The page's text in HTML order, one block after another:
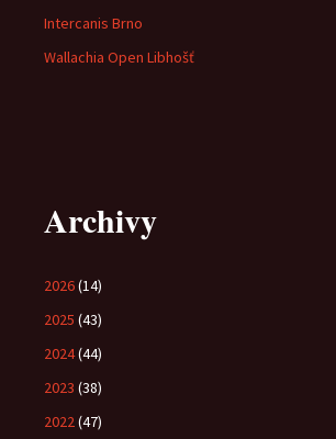
Intercanis Brno
Wallachia Open Libhošť
Archivy
2026(14)
2025 (43)
2024(44)
2023 (38)
2022(47)